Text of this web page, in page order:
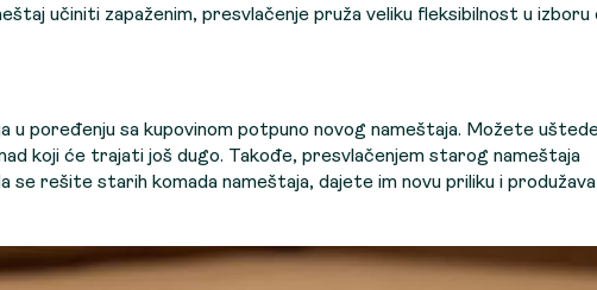
učiniti zapaženim, presvlačenje pruža veliku fleksibilnost u izboru
u poređenju sa kupovinom potpuno novog nameštaja. Možete
koji će trajati još dugo. Takođe, presvlačenjem starog nameštaja
se rešite starih komada nameštaja, dajete im novu priliku i